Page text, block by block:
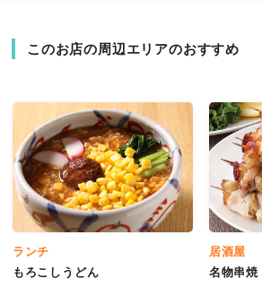
このお店の周辺エリアのおすすめ
ランチ
もろこしうどん
居酒屋
名物串焼